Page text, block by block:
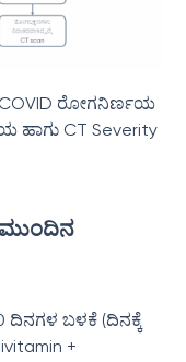
COVID ರೋಗನಿರ್ಣಯ
ಹಾಗು CT Severity
ಮುಂದಿನ
ದಿನಗಳ ಬಳಕೆ (ದಿನಕ್ಕೆ
+